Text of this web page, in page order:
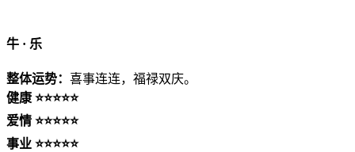
牛 · 乐
整体运势： 喜事连连，福禄双庆。
健康 ⭐⭐⭐⭐⭐
爱情 ⭐⭐⭐⭐⭐
事业 ⭐⭐⭐⭐⭐